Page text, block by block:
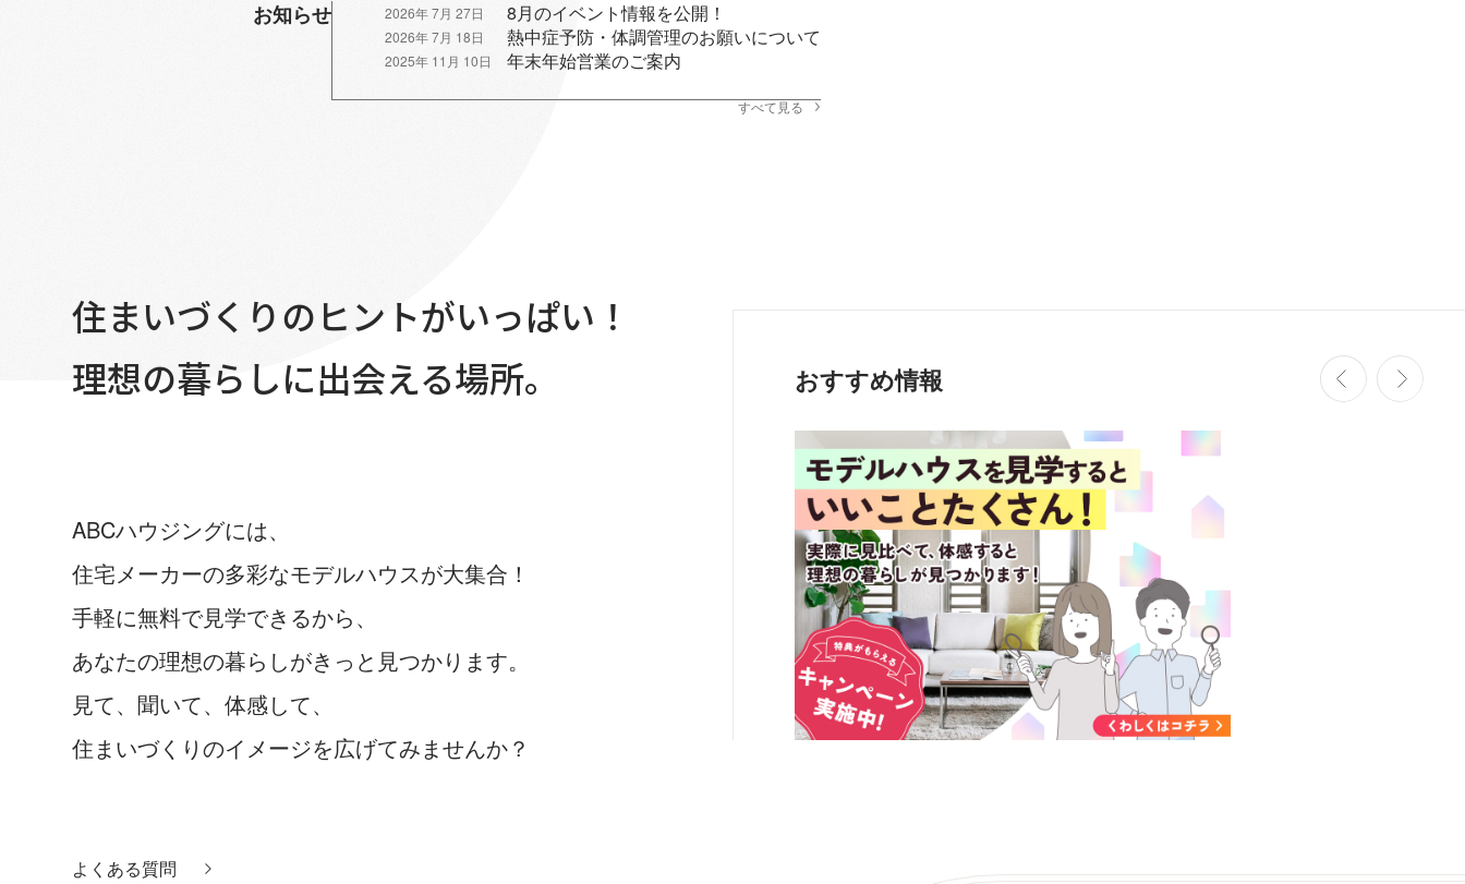
お知らせ 2026年 7月 27日 8月のイベント情報を公開！
2026年 7月 18日 熱中症予防・体調管理のお願いについて
2025年 11月 10日 年末年始営業のご案内
すべて見る
住まいづくりのヒントがいっぱい！
理想の暮らしに出会える場所。
ABCハウジングには、
住宅メーカーの多彩なモデルハウスが大集合！
手軽に無料で見学できるから、
あなたの理想の暮らしがきっと見つかります。
見て、聞いて、体感して、
住まいづくりのイメージを広げてみませんか？
よくある質問
おすすめ情報